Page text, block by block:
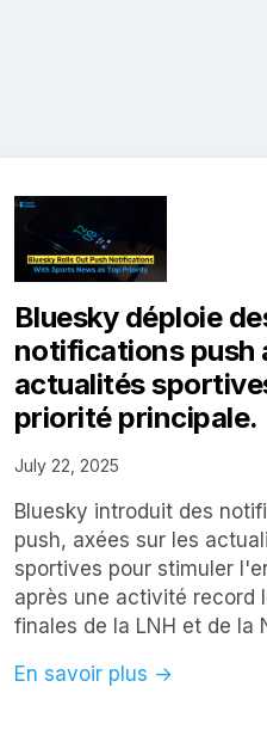
Bluesky déploie
notifications push
actualités
priorité principale.
July 22, 2025
Bluesky introduit des
push, axées sur les
sportives pour stimuler
après une activité record
finales de la LNH et de la
En savoir plus →